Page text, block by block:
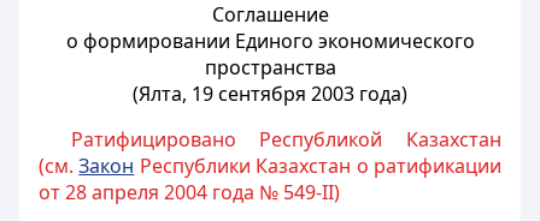
Соглашение
о формировании Единого экономического
пространства
(Ялта, 19 сентября 2003 года)
Ратифицировано Республикой Казахстан
(см.Закон Республики Казахстан о ратификации
от 28 апреля 2004 года № 549-II)